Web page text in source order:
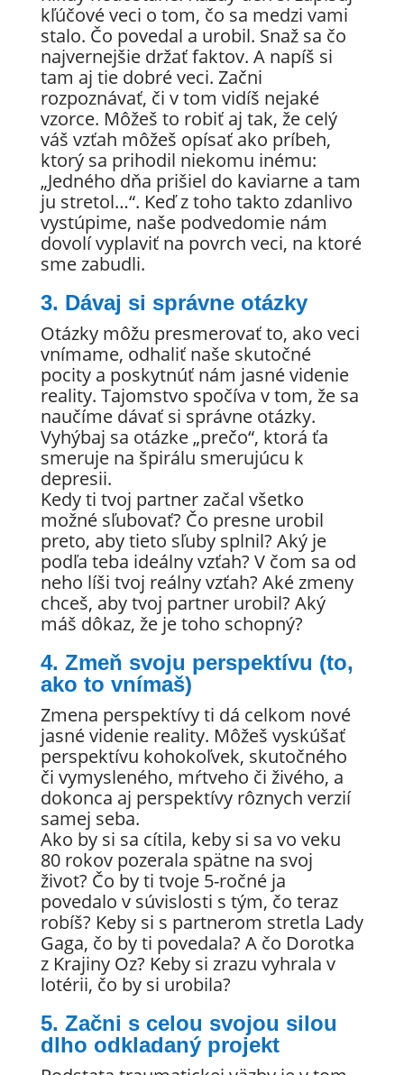
kľúčové veci o tom, čo sa medzi vami
stalo. Čo povedal a urobil. Snaž sa čo
najvernejšie držať faktov. A napíš si
tam aj tie dobré veci. Začni
rozpoznávať, či v tom vidíš nejaké
vzorce. Môžeš to robiť aj tak, že celý
váš vzťah môžeš opísať ako príbeh,
ktorý sa prihodil niekomu inému:
„Jedného dňa prišiel do kaviarne a tam
ju stretol…“. Keď z toho takto zdanlivo
vystúpime, naše podvedomie nám
dovolí vyplaviť na povrch veci, na ktoré
sme zabudli.
3. Dávaj si správne otázky
Otázky môžu presmerovať to, ako veci
vnímame, odhaliť naše skutočné
pocity a poskytnúť nám jasné videnie
reality. Tajomstvo spočíva v tom, že sa
naučíme dávať si správne otázky.
Vyhýbaj sa otázke „prečo“, ktorá ťa
smeruje na špirálu smerujúcu k
depresii.
Kedy ti tvoj partner začal všetko
možné sľubovať? Čo presne urobil
preto, aby tieto sľuby splnil? Aký je
podľa teba ideálny vzťah? V čom sa od
neho líši tvoj reálny vzťah? Aké zmeny
chceš, aby tvoj partner urobil? Aký
máš dôkaz, že je toho schopný?
4. Zmeň svoju perspektívu (to,
ako to vnímaš)
Zmena perspektívy ti dá celkom nové
jasné videnie reality. Môžeš vyskúšať
perspektívu kohokoľvek, skutočného
či vymysleného, mŕtveho či živého, a
dokonca aj perspektívy rôznych verzií
samej seba.
Ako by si sa cítila, keby si sa vo veku
80 rokov pozerala spätne na svoj
život? Čo by ti tvoje 5-ročné ja
povedalo v súvislosti s tým, čo teraz
robíš? Keby si s partnerom stretla Lady
Gaga, čo by ti povedala? A čo Dorotka
z Krajiny Oz? Keby si zrazu vyhrala v
lotérii, čo by si urobila?
5. Začni s celou svojou silou
dlho odkladaný projekt